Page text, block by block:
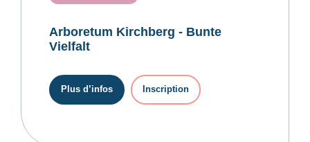
Arboretum Kirchberg - Bunte
Vielfalt
Plus d’infos Inscription